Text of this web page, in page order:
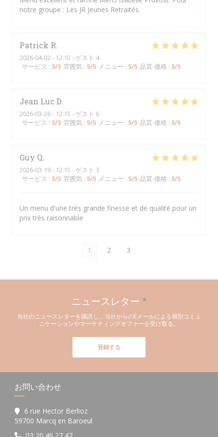
notre groupe : Les JR Jeunes Retraités.
Patrick R
2026-04-02 - 12:15 - ゲスト 4
サービス : 5/5 雰囲気 : 5/5 メニュー : 5/5 品質-価格 : 5/5
Jean Luc D
2026-03-26- 12:15 - ゲスト 6
サービス : 5/5 雰囲気 : 5/5 メニュー : 5/5 品質-価格 : 5/5
Guy Q
2026-03-19- 12:15 - ゲスト 3
サービス : 5/5 雰囲気 : 5/5 メニュー : 5/5 品質-価格 : 5/5
Un menu d'une très grande finesse et de qualité pour un
prix très raisonnable
1 2 3
ニュースレター *
当社のニュースレターを購読し、当社からのEメールによる個別コミュ
ニケーションやマーケティングオファーを受け取る。
登録する
お問い合わせ
6 rue Hector Berlioz
59700 Marcq en Baroeul